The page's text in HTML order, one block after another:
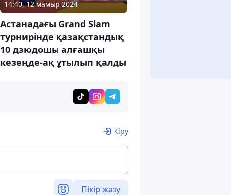
14:40, 12 мамыр 2024
Астанадағы Grand Slam
турнирінде қазақстандық
10 дзюдошы алғашқы
кезеңде-ақ ұтылып қалды
Кіру
Пікір жазу